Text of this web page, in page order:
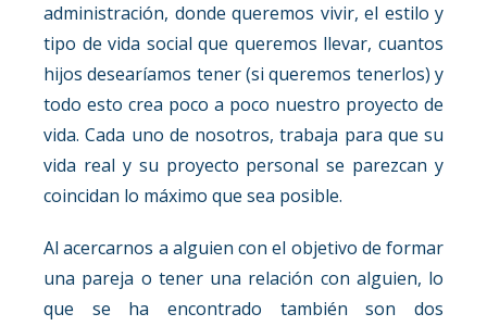
administración, donde queremos vivir, el estilo y
tipo de vida social que queremos llevar, cuantos
hijos desearíamos tener (si queremos tenerlos) y
todo esto crea poco a poco nuestro proyecto de
vida. Cada uno de nosotros, trabaja para que su
vida real y su proyecto personal se parezcan y
coincidan lo máximo que sea posible.
Al acercarnos a alguien con el objetivo de formar
una pareja o tener una relación con alguien, lo
que se ha encontrado también son dos